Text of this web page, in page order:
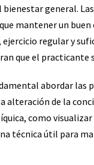
general.
mantener un
regular y
que el practicante
abordar las
alteración de la
como
técnica útil para